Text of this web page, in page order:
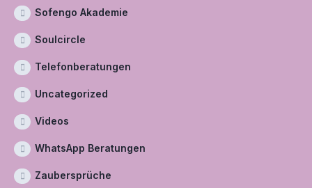
Sofengo Akademie
Soulcircle
Telefonberatungen
Uncategorized
Videos
WhatsApp Beratungen
Zaubersprüche